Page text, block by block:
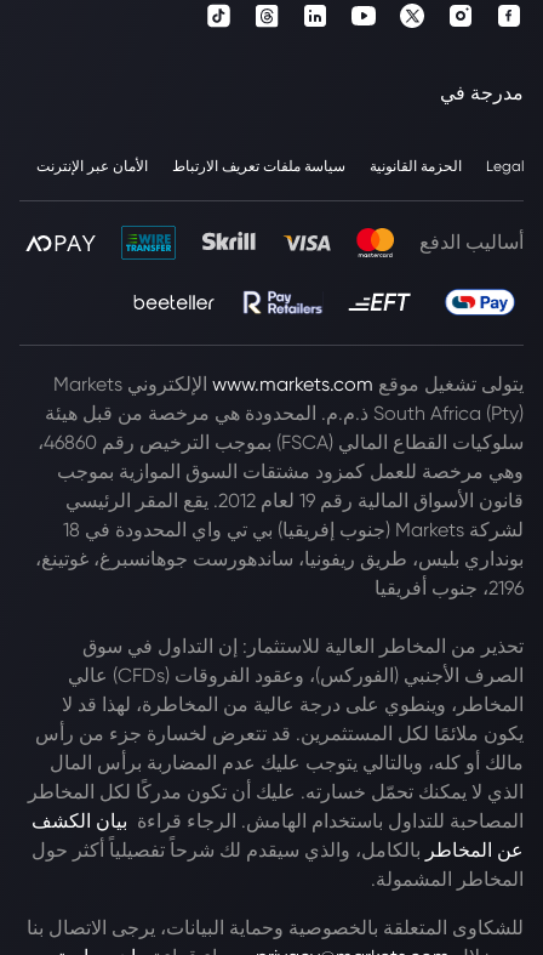
مدرجة في
Legal الحزمة القانونية سياسة ملفات تعريف الارتباط الأمان عبر الإنترنت
أساليب الدفع
يتولى تشغيل موقع www.markets.com
الإلكتروني Markets
South Africa (Pty) ذ.م.م. المحدودة هي مرخصة من قبل هيئة
سلوكيات القطاع المالي (FSCA) بموجب الترخيص رقم 46860،
وهي مرخصة للعمل كمزود مشتقات السوق الموازية بموجب
قانون الأسواق المالية رقم 19 لعام 2012. يقع المقر الرئيسي
لشركة Markets (جنوب إفريقيا) بي تي واي المحدودة في 18
بونداري بليس، طريق ريفونيا، ساندهورست جوهانسبرغ، غوتينغ،
2196، جنوب أفريقيا
تحذير من المخاطر العالية للاستثمار: إن التداول في سوق
الصرف الأجنبي (الفوركس)، وعقود الفروقات (CFDs) عالي
المخاطر، وينطوي على درجة عالية من المخاطرة، لهذا قد لا
يكون ملائمًا لكل المستثمرين. قد تتعرض لخسارة جزء من رأس
مالك أو كله، وبالتالي يتوجب عليك عدم المضاربة برأس المال
الذي لا يمكنك تحمّل خسارته. عليك أن تكون مدركًا لكل المخاطر
المصاحبة للتداول باستخدام الهامش. الرجاء قراءة بيان الكشف
عن المخاطر بالكامل، والذي سيقدم لك شرحاً تفصيلياً أكثر حول
المخاطر المشمولة.
للشكاوى المتعلقة بالخصوصية وحماية البيانات، يرجى الاتصال بنا